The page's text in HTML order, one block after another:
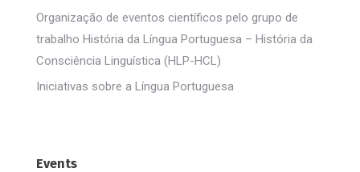
Organização de eventos científicos pelo grupo de
trabalho História da Língua Portuguesa – História da
Consciência Linguística (HLP-HCL)
Iniciativas sobre a Língua Portuguesa
Events